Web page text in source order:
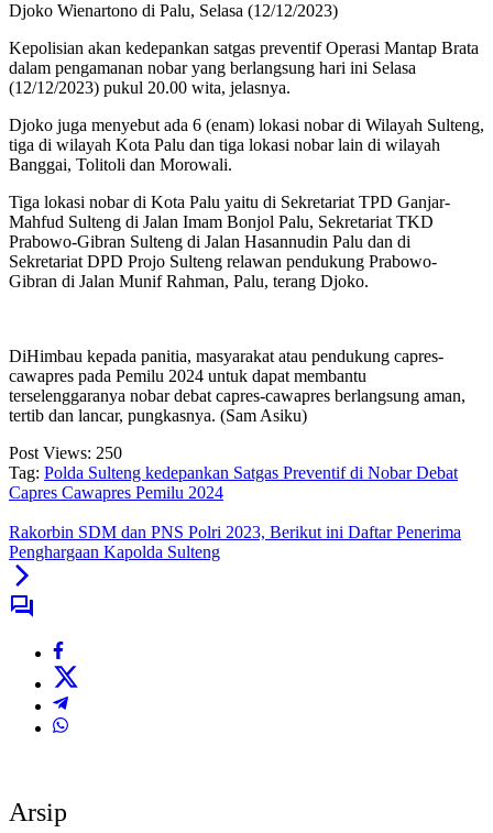
Djoko Wienartono di Palu, Selasa (12/12/2023)
Kepolisian akan kedepankan satgas preventif Operasi Mantap Brata
dalam pengamanan nobar yang berlangsung hari ini Selasa
(12/12/2023) pukul 20.00 wita, jelasnya.
Djoko juga menyebut ada 6 (enam) lokasi nobar di Wilayah Sulteng,
tiga di wilayah Kota Palu dan tiga lokasi nobar lain di wilayah
Banggai, Tolitoli dan Morowali.
Tiga lokasi nobar di Kota Palu yaitu di Sekretariat TPD Ganjar-
Mahfud Sulteng di Jalan Imam Bonjol Palu, Sekretariat TKD
Prabowo-Gibran Sulteng di Jalan Hasannudin Palu dan di
Sekretariat DPD Projo Sulteng relawan pendukung Prabowo-
Gibran di Jalan Munif Rahman, Palu, terang Djoko.
DiHimbau kepada panitia, masyarakat atau pendukung capres-
cawapres pada Pemilu 2024 untuk dapat membantu
terselenggaranya nobar debat capres-cawapres berlangsung aman,
tertib dan lancar, pungkasnya. (Sam Asiku)
Post Views: 250
Tag: Polda Sulteng kedepankan Satgas Preventif di Nobar Debat
Capres Cawapres Pemilu 2024
Rakorbin SDM dan PNS Polri 2023, Berikut ini Daftar Penerima
Penghargaan Kapolda Sulteng
Arsip